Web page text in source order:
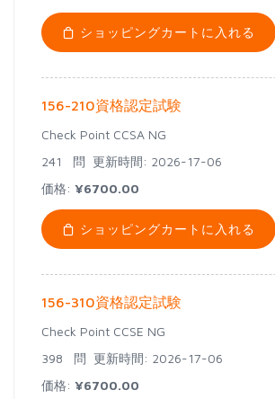
ショッピングカートに入れる
156-210資格認定試験
Check Point CCSA NG
241 問 更新時間: 2026-17-06
価格: ¥6700.00
ショッピングカートに入れる
156-310資格認定試験
Check Point CCSE NG
398 問 更新時間: 2026-17-06
価格: ¥6700.00